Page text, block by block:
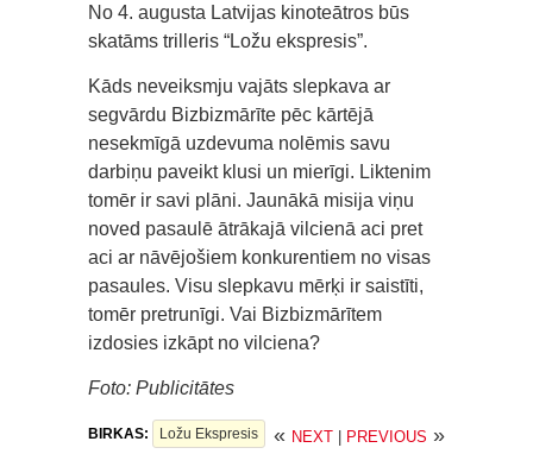
No 4. augusta Latvijas kinoteātros būs
skatāms trilleris “Ložu ekspresis”.
Kāds neveiksmju vajāts slepkava ar
segvārdu Bizbizmārīte pēc kārtējā
nesekmīgā uzdevuma nolēmis savu
darbiņu paveikt klusi un mierīgi. Liktenim
tomēr ir savi plāni. Jaunākā misija viņu
noved pasaulē ātrākajā vilcienā aci pret
aci ar nāvējošiem konkurentiem no visas
pasaules. Visu slepkavu mērķi ir saistīti,
tomēr pretrunīgi. Vai Bizbizmārītem
izdosies izkāpt no vilciena?
Foto: Publicitātes
BIRKAS: Ložu Ekspresis « NEXT PREVIOUS »